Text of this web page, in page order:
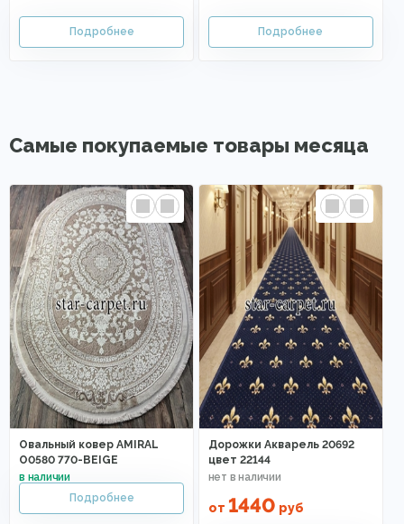
Самые покупаемые товары месяца
Овальный ковер AMIRAL
O0580 770-BEIGE
Дорожки Акварель 20692
цвет 22144
от 1440 руб